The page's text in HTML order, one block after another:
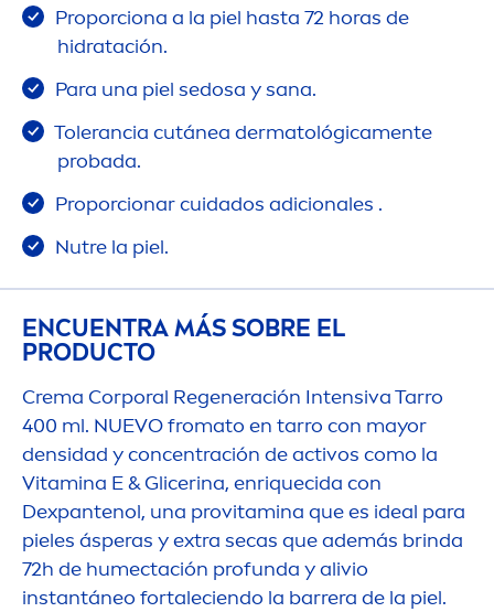
Proporciona a la piel hasta 72 horas de
hidratación.
Para una piel sedosa y sana.
Tolerancia cutánea dermatológicamente
probada.
Proporcionar cuidados adicionales .
Nutre la piel.
ENCUENTRA MÁS SOBRE EL
PRODUCTO
Crema Corporal Regeneración Intensiva Tarro
400 ml. NUEVO fromato en tarro con mayor
densidad y concentración de activos como la
Vitamina E & Glicerina, enriquecida con
Dexpantenol, una provitamina que es ideal para
pieles ásperas y extra secas que además brinda
72h de humectación profunda y alivio
instantáneo fortaleciendo la barrera de la piel.